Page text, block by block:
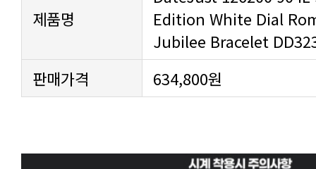
제품명
Jubilee Bracelet
판매가격
634,800원